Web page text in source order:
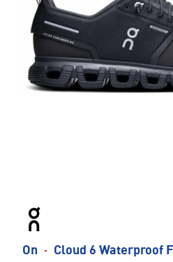
On · Cloud 6 Waterproof